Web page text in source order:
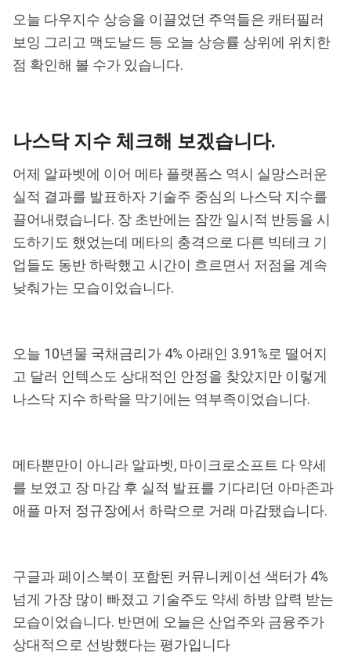
오늘 다우지수 상승을 이끌었던 주역들은 캐터필러
보잉 그리고 맥도날드 등 오늘 상승률 상위에 위치한
점 확인해 볼 수가 있습니다.
나스닥 지수 체크해 보겠습니다.
어제 알파벳에 이어 메타 플랫폼스 역시 실망스러운
실적 결과를 발표하자 기술주 중심의 나스닥 지수를
끌어내렸습니다. 장 초반에는 잠깐 일시적 반등을 시
도하기도 했었는데 메타의 충격으로 다른 빅테크 기
업들도 동반 하락했고 시간이 흐르면서 저점을 계속
낮춰가는 모습이었습니다.
오늘 10년물 국채금리가 4% 아래인 3.91%로 떨어지
고 달러 인텍스도 상대적인 안정을 찾았지만 이렇게
나스닥 지수 하락을 막기에는 역부족이었습니다.
메타뿐만이 아니라 알파벳, 마이크로소프트 다 약세
를 보였고 장 마감 후 실적 발표를 기다리던 아마존과
애플 마저 정규장에서 하락으로 거래 마감됐습니다.
구글과 페이스북이 포함된 커뮤니케이션 색터가 4%
넘게 가장 많이 빠졌고 기술주도 약세 하방 압력 받는
모습이었습니다. 반면에 오늘은 산업주와 금융주가
상대적으로 선방했다는 평가입니다